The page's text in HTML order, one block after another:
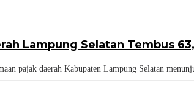
Lampung Selatan Tembus
pajak daerah Kabupaten Lampung Selatan